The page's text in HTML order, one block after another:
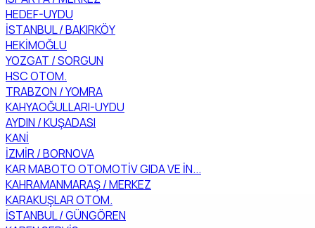
HEDEF-UYDU
İSTANBUL / BAKIRKÖY
HEKİMOĞLU
YOZGAT / SORGUN
HSC OTOM.
TRABZON / YOMRA
KAHYAOĞULLARI-UYDU
AYDIN / KUŞADASI
KANİ
İZMİR / BORNOVA
KAR MABOTO OTOMOTİV GIDA VE İN...
KAHRAMANMARAŞ / MERKEZ
KARAKUŞLAR OTOM.
İSTANBUL / GÜNGÖREN